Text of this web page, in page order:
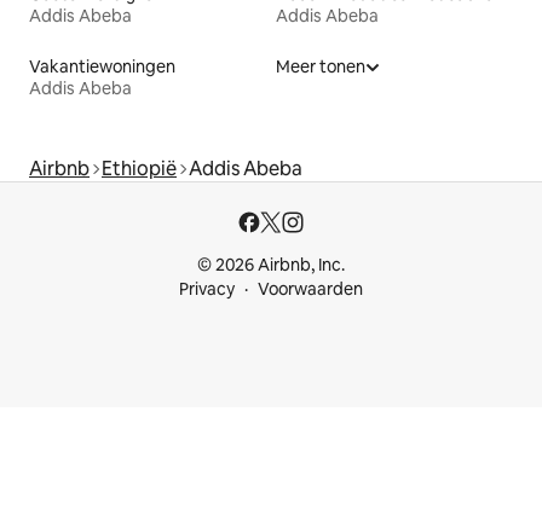
Addis Abeba
Addis Abeba
Vakantiewoningen
Addis Abeba
Meer tonen
Airbnb Ethiopië Addis Abeba
© 2026 Airbnb, Inc.
Privacy
Voorwaarden